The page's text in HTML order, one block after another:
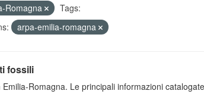
Romagna
Tags:
arpa-emilia-romagna
fossili
Romagna. Le principali informazioni